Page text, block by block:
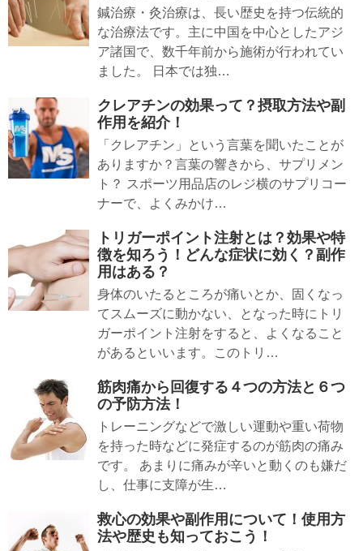
鍼治療・灸治療は、長い歴史を持つ伝統的
な治療法です。主に中国を中心としたアジ
ア諸国で、数千年前から施術が行われてい
ました。 日本では独…
クレアチンの効果って？摂取方法や副
作用を紹介！
「クレアチン」という言葉を聞いたことが
ありますか？言葉の響きから、サプリメン
ト？ スポーツ用品店のレジ横のサプリコー
ナーで、よくみかけ…
トリガーポイント注射とは？効果や特
徴を知ろう！どんな症状に効く？副作
用はある？
身体のいたるところが痛いとか、固くなっ
てスムーズに動かない、となった時にトリ
ガーポイント注射をすると、よくなること
があるといいます。このトリ…
筋肉痛から回復する４つの方法と６つ
の予防方法！
トレーニングなどで激しい運動や重い荷物
を持った時などに発症するのが筋肉の痛み
です。 あまりに痛みが辛いと動くのも嫌だ
し、仕事に支障が生…
救心の効果や副作用について！使用方
法や歴史も知っておこう！